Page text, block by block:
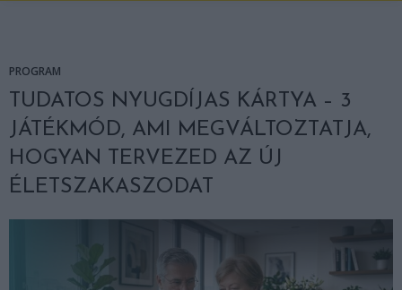
PROGRAM
TUDATOS NYUGDÍJAS KÁRTYA – 3
JÁTÉKMÓD, AMI MEGVÁLTOZTATJA,
HOGYAN TERVEZED AZ ÚJ
ÉLETSZAKASZODAT